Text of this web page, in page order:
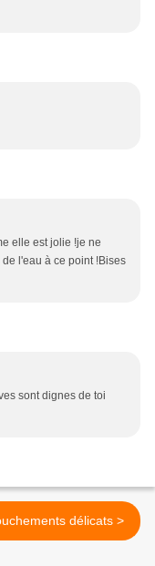
elle est jolie !je ne
l'eau à ce point !Bises
sont dignes de toi
Accouchements délicats >